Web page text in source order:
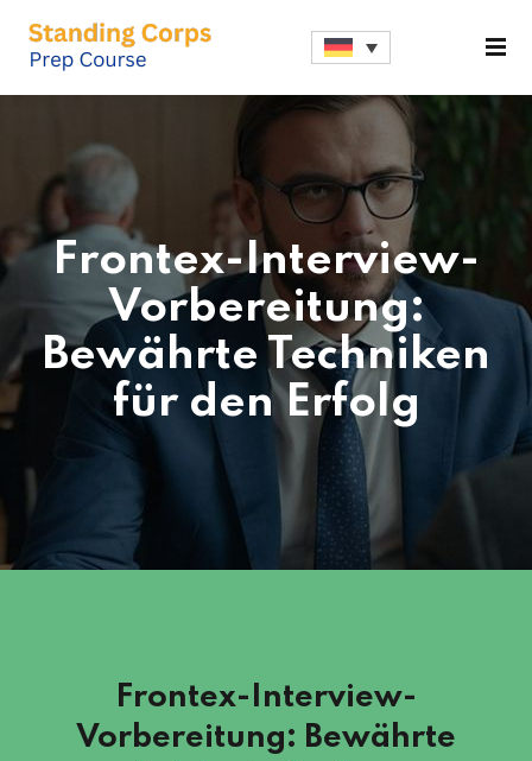
Frontex-Interview-
Vorbereitung:
Bewährte Techniken
für den Erfolg
Frontex-Interview-
Vorbereitung: Bewährte
Sign up
Don’t have an account? Sign up
Remember me Lost your password?